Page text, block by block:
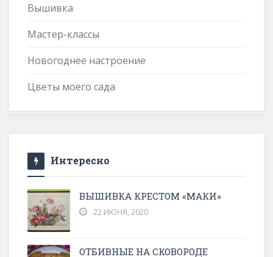
Вышивка
Мастер-классы
Новогоднее настроение
Цветы моего сада
Интересно
ВЫШИВКА КРЕСТОМ «МАКИ»
22 ИЮНЯ, 2020
ОТБИВНЫЕ НА СКОВОРОДЕ